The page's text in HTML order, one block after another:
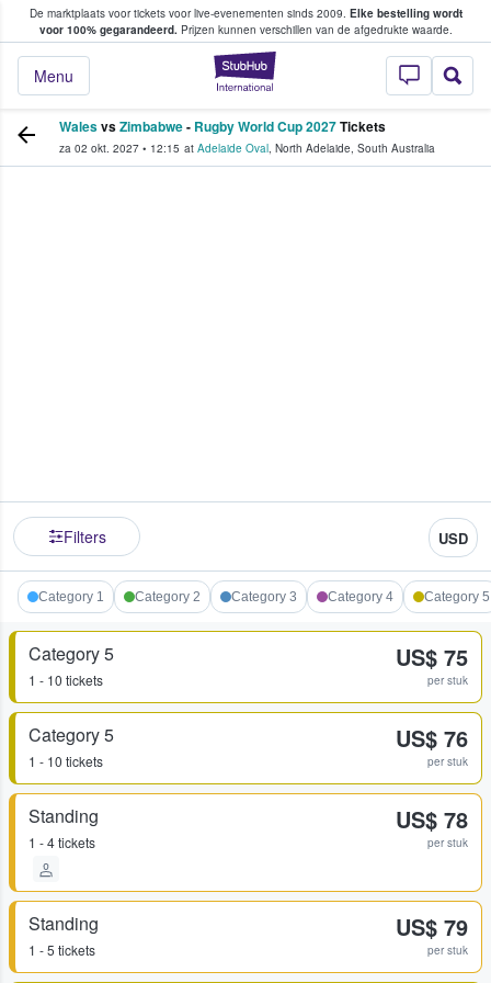
De marktplaats voor tickets voor live-evenementen sinds 2009. Elke bestelling wordt
voor 100% gegarandeerd.Prijzen kunnen verschillen van de afgedrukte waarde.
StubHub: waar
Menu
tickets kopen en verkopen
WalesvsZimbabwe- Rugby World Cup 2027Tickets
za 02 okt. 2027 • 12:15 at Adelaide Oval, North Adelaide, South Australia
Filters USD
Category 1 Category 2 Category 3 Category 4 Category 5
Category 5
1 - 10 tickets
US$ 75
per stuk
Category 5
1 - 10 tickets
US$ 76
per stuk
Standing
1 - 4 tickets
US$ 78
per stuk
Standing
1 - 5 tickets
US$ 79
per stuk